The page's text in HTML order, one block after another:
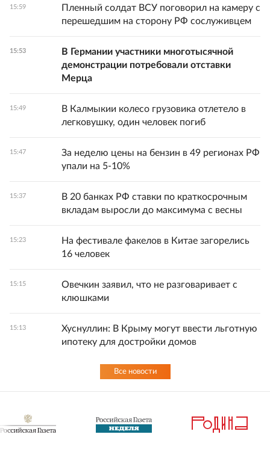
15:59
Пленный солдат ВСУ поговорил на камеру с
перешедшим на сторону РФ сослуживцем
15:53
В Германии участники многотысячной
демонстрации потребовали отставки
Мерца
15:49
В Калмыкии колесо грузовика отлетело в
легковушку, один человек погиб
15:47
За неделю цены на бензин в 49 регионах РФ
упали на 5-10%
15:37
В 20 банках РФ ставки по краткосрочным
вкладам выросли до максимума с весны
15:23
На фестивале факелов в Китае загорелись
16 человек
15:15
Овечкин заявил, что не разговаривает с
клюшками
15:13
Хуснуллин: В Крыму могут ввести льготную
ипотеку для достройки домов
Все новости